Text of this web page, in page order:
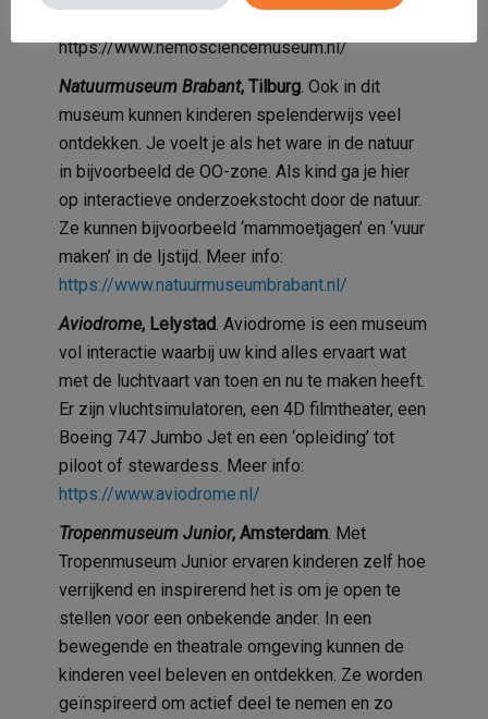
https://www.nemosciencemuseum.nl/
Natuurmuseum Brabant, Tilburg . Ook in dit
museum kunnen kinderen spelenderwijs veel
ontdekken. Je voelt je als het ware in de natuur
in bijvoorbeeld de OO-zone. Als kind ga je hier
op interactieve onderzoekstocht door de natuur.
Ze kunnen bijvoorbeeld ‘mammoetjagen’ en ‘vuur
maken’ in de Ijstijd. Meer info:
https://www.natuurmuseumbrabant.nl/
Aviodrome, Lelystad . Aviodrome is een museum
vol interactie waarbij uw kind alles ervaart wat
met de luchtvaart van toen en nu te maken heeft.
Er zijn vluchtsimulatoren, een 4D filmtheater, een
Boeing 747 Jumbo Jet en een ‘opleiding’ tot
piloot of stewardess. Meer info:
https://www.aviodrome.nl/
Tropenmuseum Junior, Amsterdam . Met
Tropenmuseum Junior ervaren kinderen zelf hoe
verrijkend en inspirerend het is om je open te
stellen voor een onbekende ander. In een
bewegende en theatrale omgeving kunnen de
kinderen veel beleven en ontdekken. Ze worden
geïnspireerd om actief deel te nemen en zo